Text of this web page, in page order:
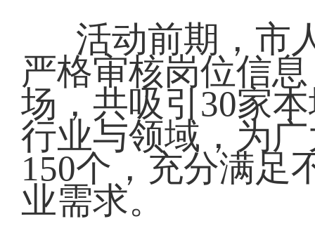
活动前期，市
严格审核岗位信
场，共吸引30家
行业与领域，为
150个，充分满足
业需求。